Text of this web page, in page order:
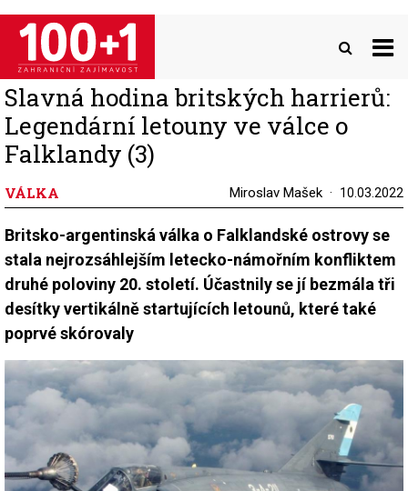
Přejít
hlavnímu
obsahu
Slavná hodina britských harrierů:
Legendární letouny ve válce o
Falklandy (3)
VÁLKA Miroslav Mašek 10.03.2022
Britsko-argentinská válka o Falklandské ostrovy se
stala nejrozsáhlejším letecko-námořním konfliktem
druhé poloviny 20. století. Účastnily se jí bezmála tři
desítky vertikálně startujících letounů, které také
poprvé skórovaly